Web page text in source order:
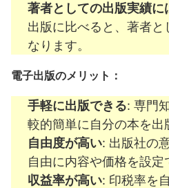
著者としての出版実績に
出版に比べると、著者と
なります。
電子出版のメリット：
手軽に出版できる: 専門
較的簡単に自分の本を出
自由度が高い: 出版社の
自由に内容や価格を設定
収益率が高い: 印税率を